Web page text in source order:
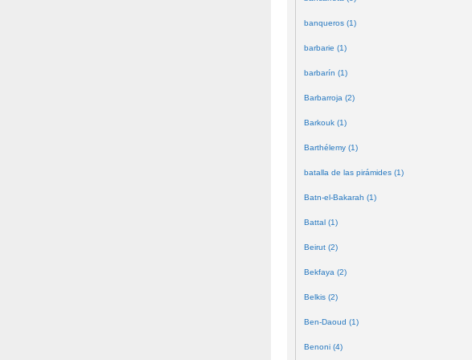
banqueros (1)
barbarie (1)
barbarín (1)
Barbarroja (2)
Barkouk (1)
Barthélemy (1)
batalla de las pirámides (1)
Batn-el-Bakarah (1)
Battal (1)
Beirut (2)
Bekfaya (2)
Belkis (2)
Ben-Daoud (1)
Benoni (4)